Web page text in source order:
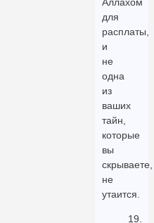
Аллахом
для
расплаты,
и
не
одна
из
ваших
тайн,
которые
вы
скрываете,
не
утаится.
19.